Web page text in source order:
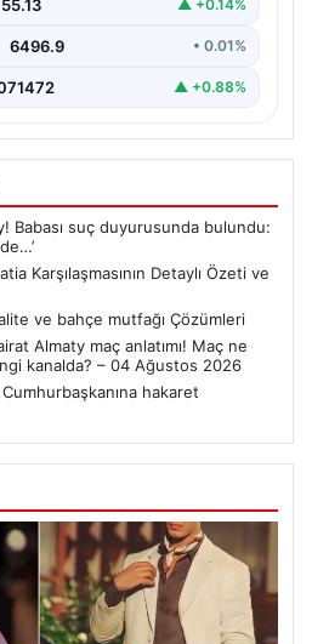
55.13 ▲ +0.14%
6496.9 • 0.01%
▲ +0.88%
Babası suç duyurusunda bulundu:
Karşılaşmasının Detaylı Özeti ve
ve bahçe mutfağı Çözümleri
Almaty maç anlatımı! Maç ne
kanalda? – 04 Ağustos 2026
hakaret